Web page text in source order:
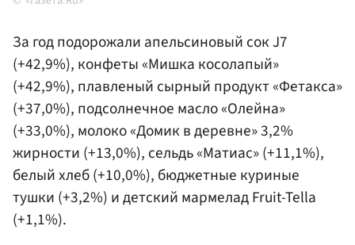
За год подорожали апельсиновый сок J7
(+42,9%), конфеты «Мишка косолапый»
(+42,9%), плавленый сырный продукт «Фетакса»
(+37,0%), подсолнечное масло «Олейна»
(+33,0%), молоко «Домик в деревне» 3,2%
жирности (+13,0%), сельдь «Матиас» (+11,1%),
белый хлеб (+10,0%), бюджетные куриные
тушки (+3,2%) и детский мармелад Fruit-Tella
(+1,1%).